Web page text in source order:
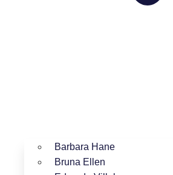
Barbara Hane
Bruna Ellen